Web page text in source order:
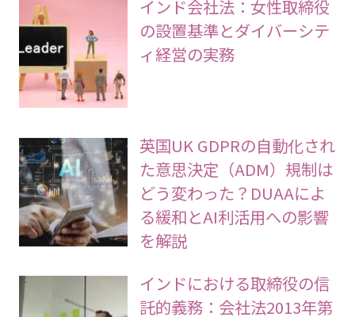
インド会社法：女性取締役
の設置基準とダイバーシテ
ィ経営の実務
英国UK GDPRの自動化され
た意思決定（ADM）規制は
どう変わった？DUAAによ
る緩和とAI利活用への影響
を解説
インドにおける取締役の信
託的義務：会社法2013年第